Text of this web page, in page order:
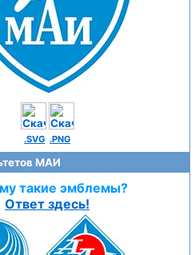
.SVG .PNG
МАИ
такие эмблемы?
Ответ здесь!